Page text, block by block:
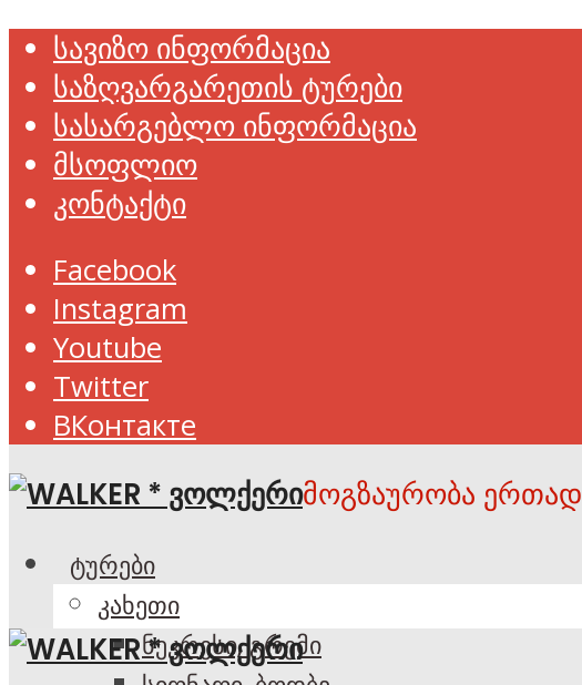
სავიზო ინფორმაცია
საზღვარგარეთის ტურები
სასარგებლო ინფორმაცია
მსოფლიო
კონტაქტი
Facebook
Instagram
Youtube
Twitter
ВКонтакте
მოგზაურობა
ტურები
კახეთი
ნეკრესი, გრემი